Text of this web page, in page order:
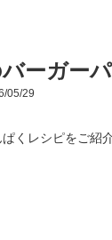
バーガー
05/29
くレシピをご紹